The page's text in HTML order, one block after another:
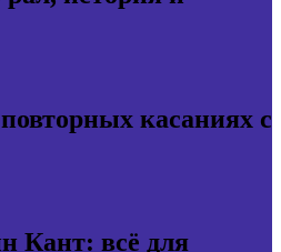
касаниях с
Кант: всё для